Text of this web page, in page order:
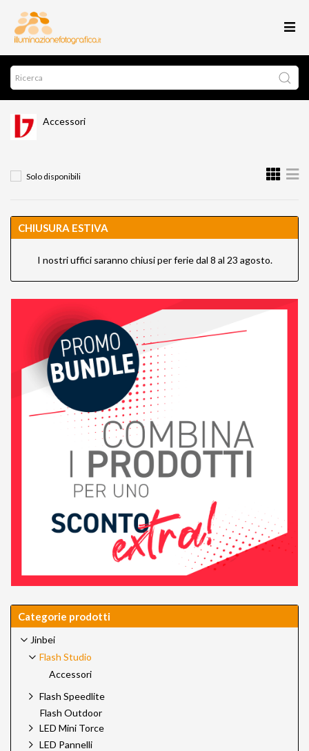
Accessori
Solo disponibili
CHIUSURA ESTIVA
I nostri uffici saranno chiusi per ferie dal 8 al 23 agosto.
Categorie prodotti
Jinbei
Flash Studio
Accessori
Flash Speedlite
Flash Outdoor
LED Mini Torce
LED Pannelli